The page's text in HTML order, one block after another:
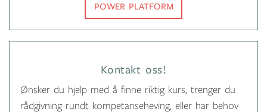
POWER PLATFORM
Kontakt oss!
Ønsker du hjelp med å finne riktig kurs, trenger du
rådgivning rundt kompetanseheving, eller har behov